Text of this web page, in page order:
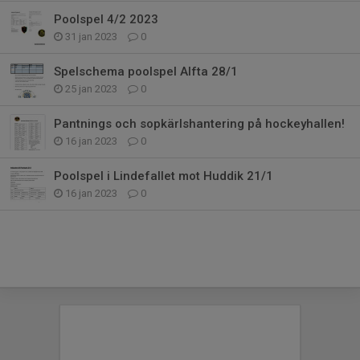
Poolspel 4/2 2023
31 jan 2023 0
Spelschema poolspel Alfta 28/1
25 jan 2023 0
Pantnings och sopkärlshantering på hockeyhallen!
16 jan 2023 0
Poolspel i Lindefallet mot Huddik 21/1
16 jan 2023 0